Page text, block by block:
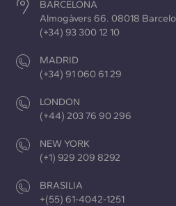
BARCELONA
Almogàvers 66. 08018
(+34) 93 300 12 10
MADRID
(+34) 91 060 61 29
LONDON
(+44) 203 76 90 296
NEW YORK
(+1) 929 209 8292
BRASILIA
+(55) 61-4042-1251